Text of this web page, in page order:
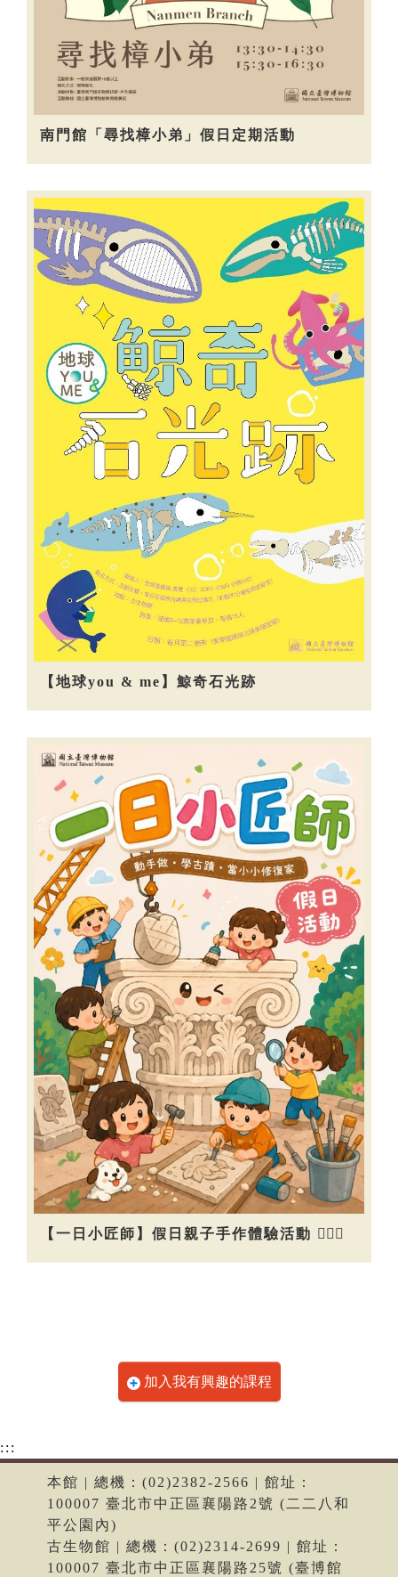
南門館「尋找樟小弟」假日定期活動
【地球you & me】鯨奇石光跡
【一日小匠師】假日親子手作體驗活動 👷🏻‍♀️
加入我有興趣的課程
:::
本館 | 總機：(02)2382-2566 | 館址：
100007 臺北市中正區襄陽路2號 (二二八和
平公園內)
古生物館 | 總機：(02)2314-2699 | 館址：
100007 臺北市中正區襄陽路25號 (臺博館